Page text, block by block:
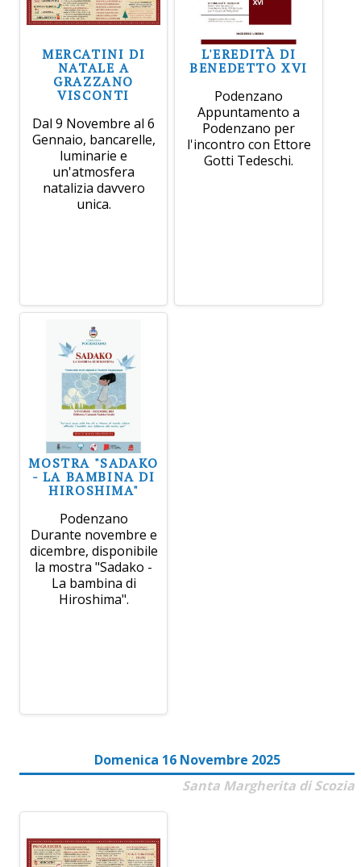
MERCATINI DI
NATALE A
GRAZZANO
VISCONTI
Dal 9 Novembre al 6
Gennaio, bancarelle,
luminarie e
un'atmosfera
natalizia davvero
unica.
L'EREDITÀ DI
BENEDETTO XVI
Podenzano
Appuntamento a
Podenzano per
l'incontro con Ettore
Gotti Tedeschi.
MOSTRA "SADAKO
- LA BAMBINA DI
HIROSHIMA"
Podenzano
Durante novembre e
dicembre, disponibile
la mostra "Sadako -
La bambina di
Hiroshima".
Domenica 16 Novembre 2025
Santa Margherita di Scozia